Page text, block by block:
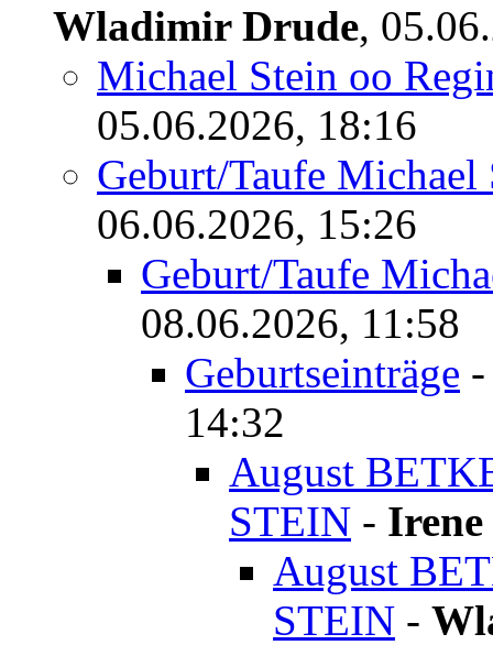
Wladimir Drude,
Michael Stein oo
05.06.2026, 18:16
Geburt/Taufe
06.06.2026, 15:26
Geburt/Taufe
08.06.2026, 11:58
Geburtseinträge
14:32
August
STEIN -
August
STEIN -